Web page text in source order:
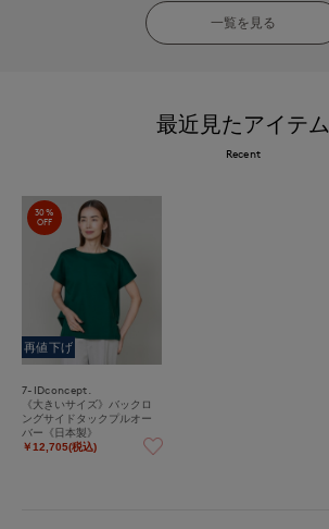
一覧を見る
最近見たアイテム
Recent
30%
OFF
再値下げ
7-IDconcept.
《大きいサイズ》バックロ
ングサイドタックプルオー
バー《日本製》
￥12,705(税込)